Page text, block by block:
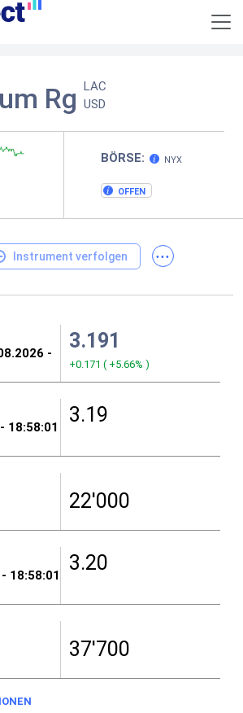
Rg LAC
USD
BÖRSE: NYX
OFFEN
Instrument verfolgen ...
3.191
+0.171 ( +5.66% )
3.19
22'000
3.20
37'700